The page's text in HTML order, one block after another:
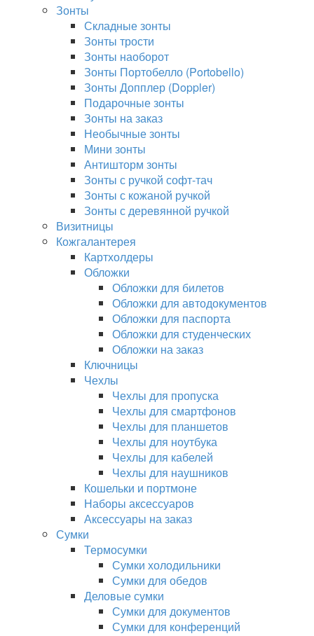
Зонты
Складные зонты
Зонты трости
Зонты наоборот
Зонты Портобелло (Portobello)
Зонты Допплер (Doppler)
Подарочные зонты
Зонты на заказ
Необычные зонты
Мини зонты
Антишторм зонты
Зонты с ручкой софт-тач
Зонты с кожаной ручкой
Зонты с деревянной ручкой
Визитницы
Кожгалантерея
Картхолдеры
Обложки
Обложки для билетов
Обложки для автодокументов
Обложки для паспорта
Обложки для студенческих
Обложки на заказ
Ключницы
Чехлы
Чехлы для пропуска
Чехлы для смартфонов
Чехлы для планшетов
Чехлы для ноутбука
Чехлы для кабелей
Чехлы для наушников
Кошельки и портмоне
Наборы аксессуаров
Аксессуары на заказ
Сумки
Термосумки
Сумки холодильники
Сумки для обедов
Деловые сумки
Сумки для документов
Сумки для конференций